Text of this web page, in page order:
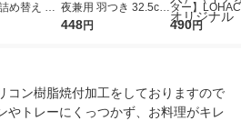
め替え 30
ット石
夜兼用 羽つき 32.5cm
エリスルナフィット 1
448円
ター】
r（ロハコウ
490円
コン樹脂焼付加工をしておりますので
やトレーにくっつかず、お料理がキレ